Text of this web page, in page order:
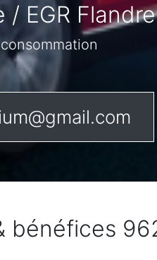
EGR
bénéfices